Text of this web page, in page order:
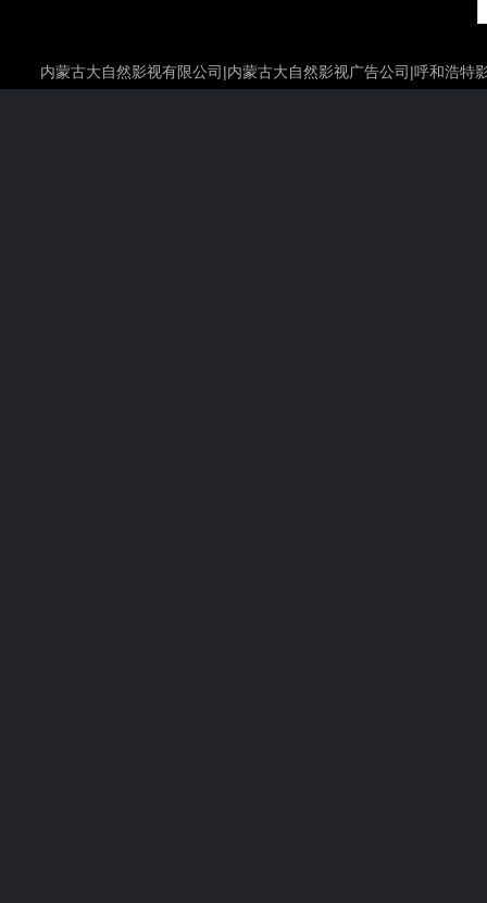
内蒙古大自然影视有限公司 |内蒙古大自然影视广告公司|呼和浩特